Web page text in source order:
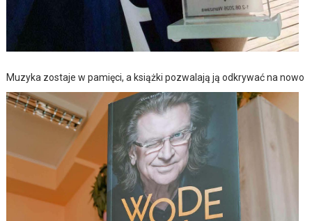
Muzyka zostaje w pamięci, a książki pozwalają ją odkrywać na nowo